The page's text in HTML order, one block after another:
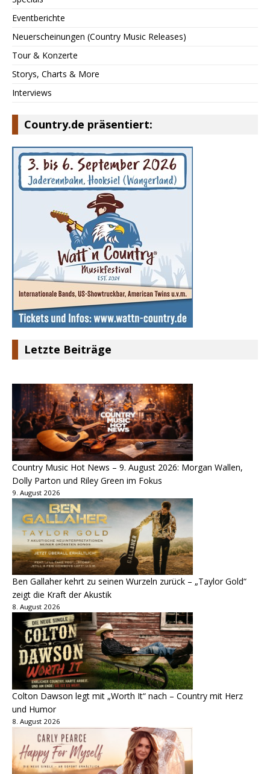
Eventberichte
Neuerscheinungen (Country Music Releases)
Tour & Konzerte
Storys, Charts & More
Interviews
Country.de präsentiert:
Letzte Beiträge
Country Music Hot News – 9. August 2026: Morgan Wallen,
Dolly Parton und Riley Green im Fokus
9. August 2026
Ben Gallaher kehrt zu seinen Wurzeln zurück – „Taylor Gold“
zeigt die Kraft der Akustik
8. August 2026
Colton Dawson legt mit „Worth It“ nach – Country mit Herz
und Humor
8. August 2026